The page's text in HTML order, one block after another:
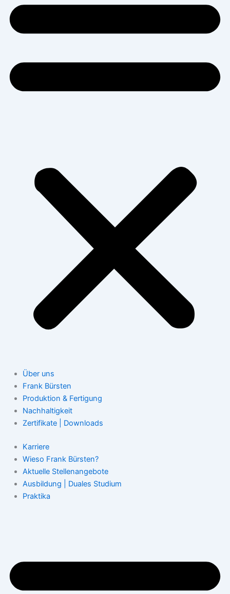
Über uns
Frank Bürsten
Produktion & Fertigung
Nachhaltigkeit
Zertifikate | Downloads
Karriere
Wieso Frank Bürsten?
Aktuelle Stellenangebote
Ausbildung | Duales Studium
Praktika